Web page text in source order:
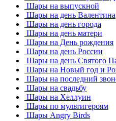
Шары на выпускной
Шары на день Валентина
Шары на день города
Шары на день матери
Шары на День рождения
Шары на день России
Шары на день Святого
Шары на Новый год и
Шары на последний
Шары на свадьбу
Шары на Хеллуин
Шары по мультигероям
Шары Angry Birds